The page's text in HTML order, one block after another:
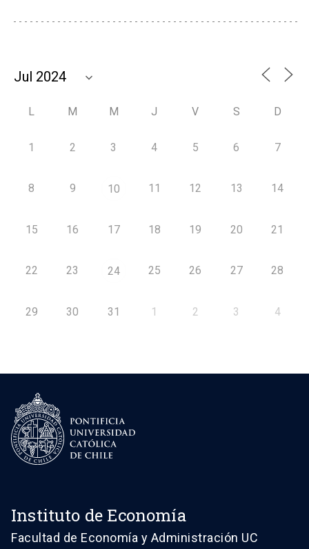
L M M J V S D
1 2 3 4 5 6 7
8 9 10 11 12 13 14
15 16 17 18 19 20 21
22 23 24 25 26 27 28
29 30 31 1 2 3 4
Instituto de Economía
Facultad de Economía y Administración UC